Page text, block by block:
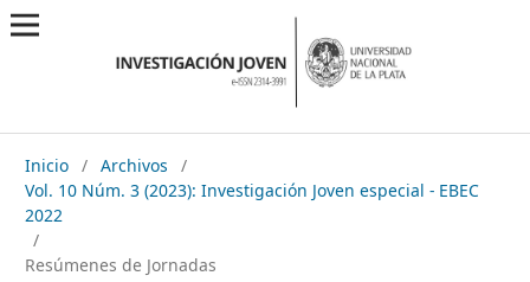
Inicio / Archivos
/
Vol. 10 Núm. 3 (2023): Investigación Joven especial - EBEC
2022
/
Resúmenes de Jornadas